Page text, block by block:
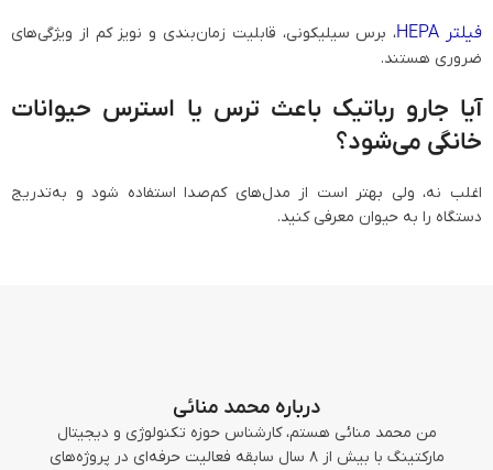
فیلتر HEPA
، برس سیلیکونی، قابلیت زمان‌بندی و نویز کم از ویژگی‌های
ضروری هستند.
آیا جارو رباتیک باعث ترس یا استرس حیوانات
خانگی می‌شود؟
اغلب نه، ولی بهتر است از مدل‌های کم‌صدا استفاده شود و به‌تدریج
دستگاه را به حیوان معرفی کنید.
درباره محمد منائی
من محمد منائی هستم، کارشناس حوزه تکنولوژی و دیجیتال
مارکتینگ با بیش از ۸ سال سابقه فعالیت حرفه‌ای در پروژه‌های